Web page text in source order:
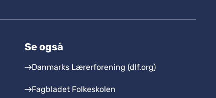
Se også
Danmarks Lærerforening (dlf.org)
Fagbladet Folkeskolen